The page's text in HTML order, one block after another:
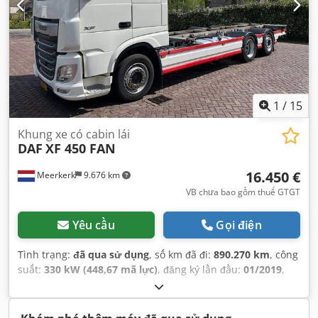
chỉnh cửa sổ điện, điều hòa không khí, đèn sương mù,
1 / 15
Meerkerk 9.676 km
Khung xe có cabin lái
DAF XF 450 FAN
16.450 €
VB chưa bao gồm thuế GTGT
Yêu cầu Gọi điện
Tình trạng: đã qua sử dụng, số km đã đi: 890.270 km, công
suất: 330 kW (448,67 mã lực), đăng ký lần đầu: 01/2019,
, kích thước lốp xe:
hình trục:6x2, chiều dài cơ sở:6.000 mm, nhiên liệu:
diesel, dung tích bình nhiên liệu:545 l , phanh: